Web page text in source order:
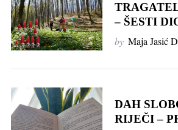
– ŠESTI
by Maja Jasić
DAH
RIJEČI –